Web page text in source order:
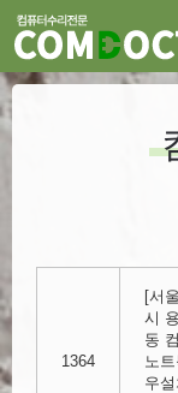
1364
[서
시
동
노
우